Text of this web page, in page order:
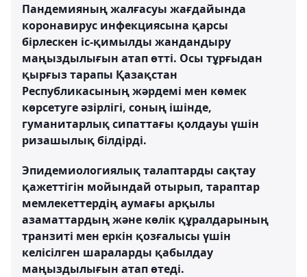
Пандемияның жалғасуы жағдайында
коронавирус инфекциясына қарсы
бірлескен іс-қимылды жандандыру
маңыздылығын атап өтті. Осы тұрғыдан
қырғыз тарапы Қазақстан
Республикасының жәрдемі мен көмек
көрсетуге әзірлігі, соның ішінде,
гуманитарлық сипаттағы қолдауы үшін
ризашылық білдірді.
Эпидемиологиялық талаптарды сақтау
қажеттігін мойындай отырып, тараптар
мемлекеттердің аумағы арқылы
азаматтардың және көлік құралдарының
транзиті мен еркін қозғалысы үшін
келісілген шараларды қабылдау
маңыздылығын атап өтеді.